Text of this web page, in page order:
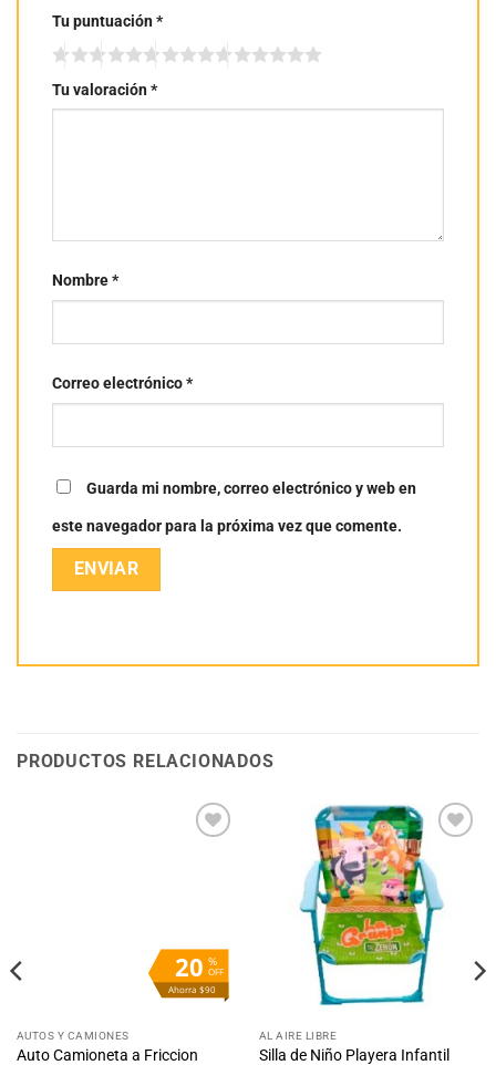
Tu puntuación*
Tu valoración*
Nombre*
Correo electrónico*
Guarda mi nombre, correo electrónico y web en
este navegador para la próxima vez que comente.
PRODUCTOS RELACIONADOS
%
OFF
20
Ahorra $90
AUTOS Y CAMIONES
Auto Camioneta a Friccion
lista
de
deseos
AL AIRE LIBRE
Silla de Niño Playera Infantil